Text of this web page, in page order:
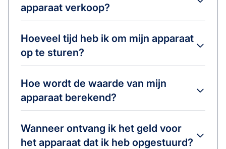
apparaat verkoop?
Hoeveel tijd heb ik om mijn apparaat
op te sturen?
Hoe wordt de waarde van mijn
apparaat berekend?
Wanneer ontvang ik het geld voor
het apparaat dat ik heb opgestuurd?